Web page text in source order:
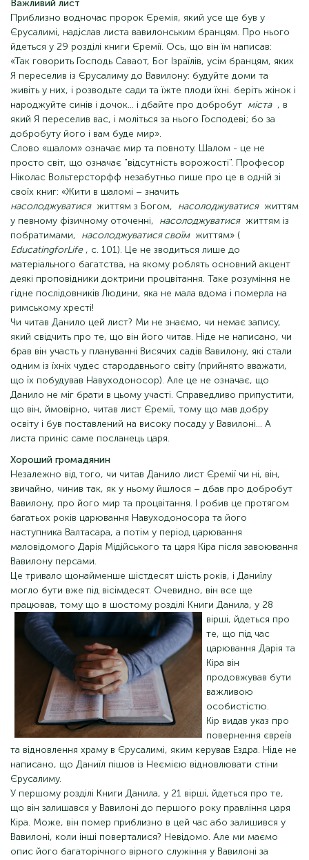
Важливий лист
Приблизно водночас пророк Єремія, який усе ще був у
Єрусалимі, надіслав листа вавилонським бранцям. Про нього
йдеться у 29 розділі книги Єремії. Ось, що він їм написав:
«Так говорить Господь Саваот, Бог Ізраїлів, усім бранцям, яких
Я переселив із Єрусалиму до Вавилону: будуйте доми та
живіть у них, і розводьте сади та їжте плоди їхні. беріть жінок і
народжуйте синів і дочок... і дбайте про добробут міста, в
який Я переселив вас, і моліться за нього Господеві; бо за
добробуту його і вам буде мир».
Слово «шалом» означає мир та повноту. Шалом - це не
просто світ, що означає "відсутність ворожості". Професор
Ніколас Вольтерсторфф незабутньо пише про це в одній зі
своїх книг: «Жити в шаломі – значить
насолоджуватисяжиттям з Богом, насолоджуватисяжиттям
у певному фізичному оточенні, насолоджуватисяжиттям із
побратимами, насолоджуватися своїмжиттям» (
EducatingforLife, с. 101). Це не зводиться лише до
матеріального багатства, на якому роблять основний акцент
деякі проповідники доктрини процвітання. Таке розуміння не
гідне послідовників Людини, яка не мала вдома і померла на
римському хресті!
Чи читав Данило цей лист? Ми не знаємо, чи немає запису,
який свідчить про те, що він його читав. Ніде не написано, чи
брав він участь у плануванні Висячих садів Вавилону, які стали
одним із їхніх чудес стародавнього світу (прийнято вважати,
що їх побудував Навуходоносор). Але це не означає, що
Данило не міг брати в цьому участі. Справедливо припустити,
що він, ймовірно, читав лист Єремії, тому що мав добру
освіту і був поставлений на високу посаду у Вавилоні... А
листа приніс саме посланець царя.
Хороший громадянин
Незалежно від того, чи читав Данило лист Єремії чи ні, він,
звичайно, чинив так, як у ньому йшлося – дбав про добробут
Вавилону, про його мир та процвітання. І робив це протягом
багатьох років царювання Навуходоносора та його
наступника Валтасара, а потім у період царювання
маловідомого Дарія Мідійського та царя Кіра після завоювання
Вавилону персами.
Це тривало щонайменше шістдесят шість років, і Даниїлу
могло бути вже під вісімдесят. Очевидно, він все ще
працював, тому що в шостому розділі Книги Данила, у 28
вірші, йдеться про
те, що під час
царювання Дарія та
Кіра він
продовжував бути
важливою
особистістю.
Кір видав указ про
повернення євреїв
та відновлення храму в Єрусалимі, яким керував Ездра. Ніде не
написано, що Даниїл пішов із Неємією відновлювати стіни
Єрусалиму.
У першому розділі Книги Данила, у 21 вірші, йдеться про те,
що він залишався у Вавилоні до першого року правління царя
Кіра. Може, він помер приблизно в цей час або залишився у
Вавилоні, коли інші поверталися? Невідомо. Але ми маємо
опис його багаторічного вірного служіння у Вавилоні за